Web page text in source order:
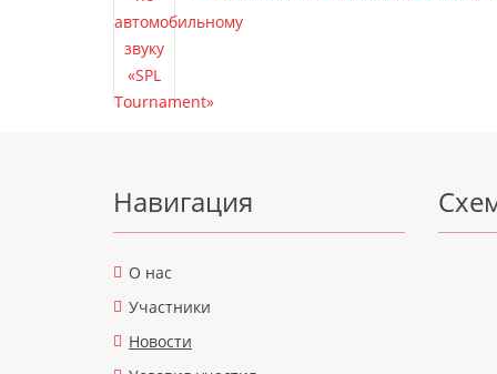
Навигация
О нас
Участники
Новости